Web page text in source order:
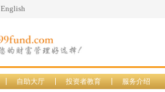
English
自助大厅 投资者教育 服务介绍